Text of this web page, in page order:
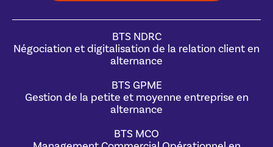
BTS NDRC
Négociation et digitalisation de la relation client en
alternance
BTS GPME
Gestion de la petite et moyenne entreprise en
alternance
BTS MCO